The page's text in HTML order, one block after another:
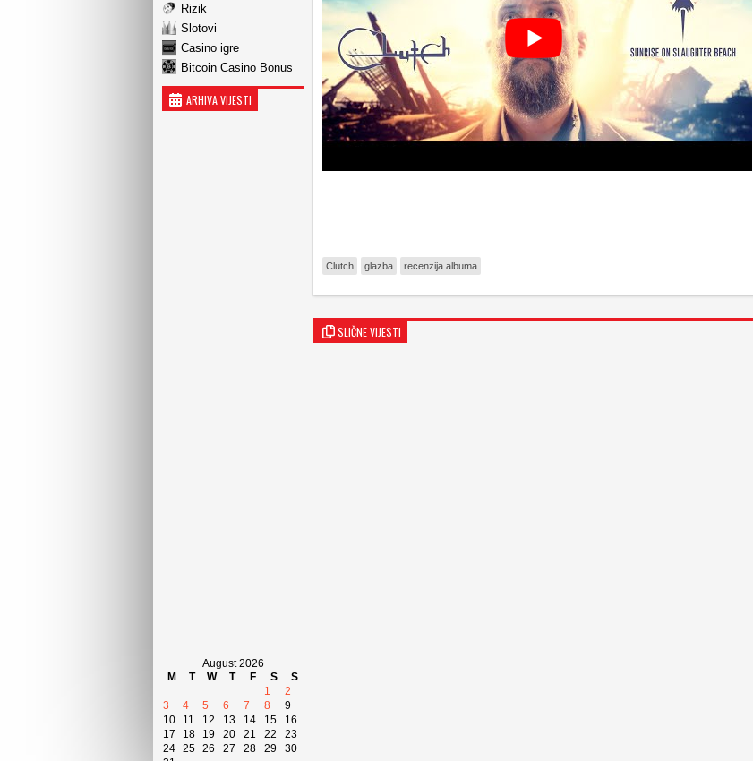
Rizik
Slotovi
Casino igre
Bitcoin Casino Bonus
ARHIVA VIJESTI
August 2026
M
T W T F S
S
1
2
3
4 5 6 7 8
9
10
11 12 13 14 15
16
17
18 19 20 21 22
23
24 25 26 27 28 29
30
Clutch glazba recenzija albuma
SLIČNE VIJESTI